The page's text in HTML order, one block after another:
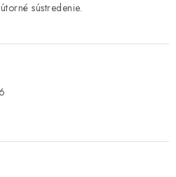
sústredenie.